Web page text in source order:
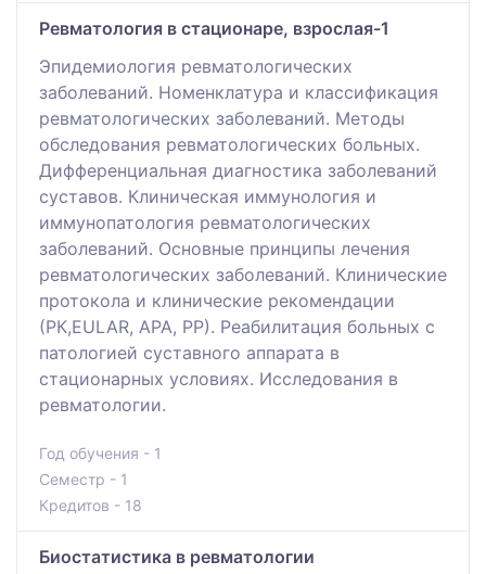
Ревматология в стационаре, взрослая-1
Эпидемиология ревматологических
заболеваний. Номенклатура и классификация
ревматологических заболеваний. Методы
обследования ревматологических больных.
Дифференциальная диагностика заболеваний
суставов. Клиническая иммунология и
иммунопатология ревматологических
заболеваний. Основные принципы лечения
ревматологических заболеваний. Клинические
протокола и клинические рекомендации
(РК,EULAR, АРА, РР). Реабилитация больных с
патологией суставного аппарата в
стационарных условиях. Исследования в
ревматологии.
Год обучения - 1
Семестр - 1
Кредитов - 18
Биостатистика в ревматологии